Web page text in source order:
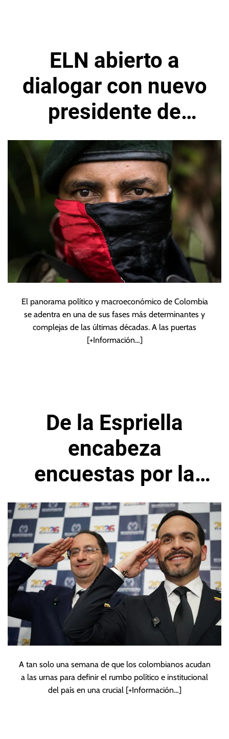
ELN abierto a
dialogar con nuevo
presidente de
Colombia
El panorama político y macroeconómico de Colombia
se adentra en una de sus fases más determinantes y
complejas de las últimas décadas. A las puertas
[+Información…]
De la Espriella
encabeza
encuestas por la
presidencia de
Colombia
A tan solo una semana de que los colombianos acudan
a las urnas para definir el rumbo político e institucional
del país en una crucial [+Información…]